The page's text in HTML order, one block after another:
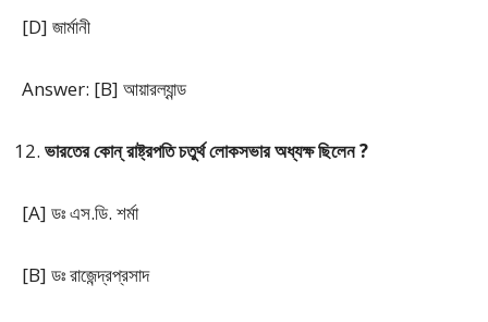
[D] জার্মানী
Answer: [B] আয়ারল্যান্ড
ভারতের কোন্ রাষ্ট্রপতি চতুর্থ লোকসভার অধ্যক্ষ ছিলেন ?
[A] ডঃ এস.ডি. শৰ্মা
[B] ডঃ রাজেন্দ্রপ্রসাদ